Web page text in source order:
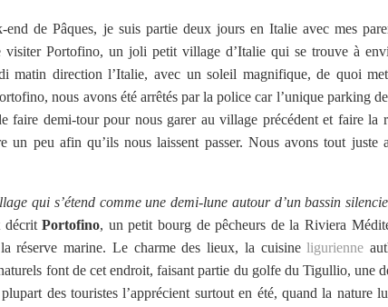
end de Pâques, je suis partie deux jours en Italie avec mes
visiter Portofino, un joli petit village d’Italie qui se trouve à
matin direction l’Italie, avec un soleil magnifique, de quoi
nous avons été arrêtés par la police car l’unique parking
faire demi-tour pour nous garer au village précédent et faire la
un peu afin qu’ils nous laissent passer. Nous avons tout juste
qui s’étend comme une demi-lune autour d’un bassin
décritPortofino, un petit bourg de pêcheurs de la Riviera
réserve marine. Le charme des lieux, la cuisineligurienne
font de cet endroit, faisant partie du golfe du Tigullio, une
des touristes l’apprécient surtout en été, quand la nature